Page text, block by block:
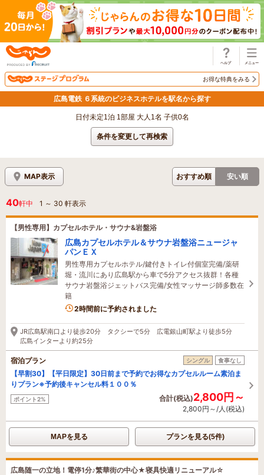
お得な特典をみる
広島電鉄 ６系統のビジネスホテルを駅名から探す
日付未定1泊 1部屋 大人1名 子供0名
条件を変更して再検索
MAP表示 おすすめ順 安い順
40軒中 1 ～ 30 軒表示
【男性専用】カプセルホテル・サウナ&岩盤浴
広島カプセルホテル＆サウナ岩盤浴ニュージャ
パンＥＸ
男性専用カプセルホテル/鍵付きトイレ付個室完備/薬研
堀・流川にあり広島駅から車で5分アクセス抜群！各種
サウナ岩盤浴ジェットバス完備/女性マッサージ師多数在
籍
2時間前に予約されました
JR広島駅南口より徒歩20分 タクシーで5分 広電銀山町駅より徒歩5分
広島インターより約25分
宿泊プラン シングル 食事なし
【早割30】【平日限定】30日前まで予約でお得なカプセルルーム素泊ま
りプラン※予約後キャンセル料１００％
ポイント2% 合計(税込)2,800円～
2,800円～/人(税込)
MAPを見る プランを見る(5件)
広島随一の立地！電停1分♪繁華街の中心★寝具快適リニューアル☆